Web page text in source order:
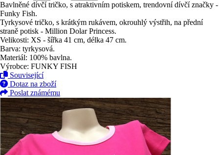
Bavlněné dívčí tričko, s atraktivním potiskem, trendovní dívčí značky -
Funky Fish.
Tyrkysové tričko, s krátkým rukávem, okrouhlý výstřih, na přední
straně potisk - Million Dolar Princess.
Velikosti: XS - šířka 41 cm, délka 47 cm.
Barva: tyrkysová.
Materiál: 100% bavlna.
Výrobce: FUNKY FISH
Související
Dotaz na zboží
Poslat známému